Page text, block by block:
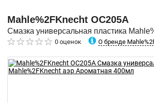
Mahle%2FKnecht OC205A
Смазка универсальная пластика
0 оценок О бренде